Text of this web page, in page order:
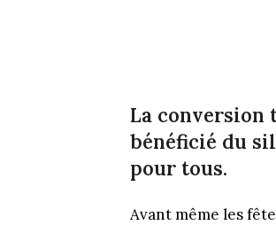
La conversion
bénéficié du
pour tous.
Avant même les